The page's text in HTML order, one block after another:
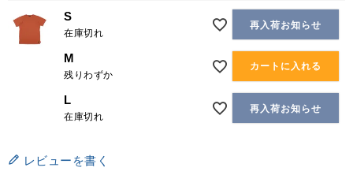
S
在庫切れ
再入荷お知らせ
M
残りわずか
カートに入れる
L
在庫切れ
再入荷お知らせ
レビューを書く